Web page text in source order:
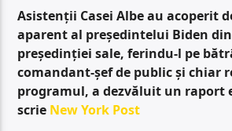
Asistenții Casei Albe au acoperit
aparent al președintelui Biden
președinției sale, ferindu-l pe
comandant-șef de public și chiar
programul, a dezvăluit un raport
scrie New York Post